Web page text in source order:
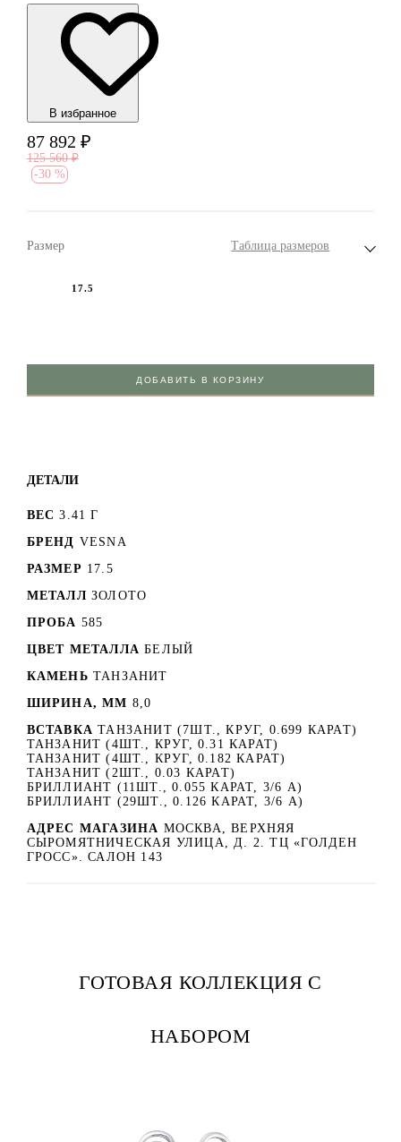
В избранноe
87 892 ₽
125 560 ₽
-30 %
Размер Таблица размеров
17.5
ДОБАВИТЬ В КОРЗИНУ
ДЕТАЛИ
ВЕС 3.41 Г
БРЕНД VESNA
РАЗМЕР 17.5
МЕТАЛЛ ЗОЛОТО
ПРОБА 585
ЦВЕТ МЕТАЛЛА БЕЛЫЙ
КАМЕНЬ ТАНЗАНИТ
ШИРИНА, ММ 8,0
ВСТАВКА ТАНЗАНИТ (7ШТ., КРУГ, 0.699 КАРАТ)
ТАНЗАНИТ (4ШТ., КРУГ, 0.31 КАРАТ)
ТАНЗАНИТ (4ШТ., КРУГ, 0.182 КАРАТ)
ТАНЗАНИТ (2ШТ., 0.03 КАРАТ)
БРИЛЛИАНТ (11ШТ., 0.055 КАРАТ, 3/6 А)
БРИЛЛИАНТ (29ШТ., 0.126 КАРАТ, 3/6 А)
АДРЕС МАГАЗИНА МОСКВА, ВЕРХНЯЯ
СЫРОМЯТНИЧЕСКАЯ УЛИЦА, Д. 2. ТЦ «ГОЛДЕН
ГРОСС». САЛОН 143
ГОТОВАЯ КОЛЛЕКЦИЯ С
НАБОРОМ